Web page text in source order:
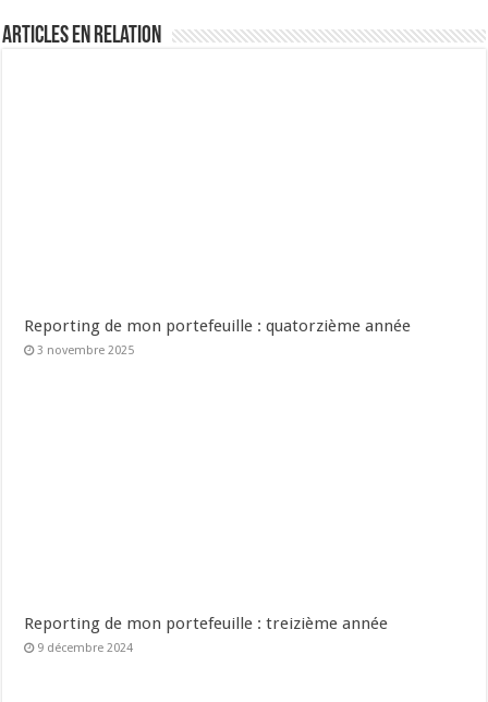
Articles en relation
Reporting de mon portefeuille : quatorzième année
3 novembre 2025
Reporting de mon portefeuille : treizième année
9 décembre 2024